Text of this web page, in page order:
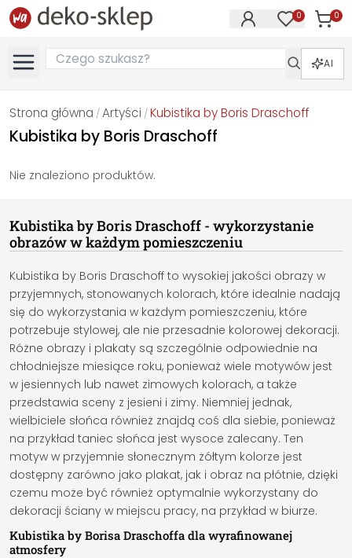
0 0
AI
Strona główna /Artyści /Kubistika by Boris Draschoff
Kubistika by Boris Draschoff
Nie znaleziono produktów.
Kubistika by Boris Draschoff - wykorzystanie
obrazów w każdym pomieszczeniu
Kubistika by Boris Draschoff to wysokiej jakości obrazy w
przyjemnych, stonowanych kolorach, które idealnie nadają
się do wykorzystania w każdym pomieszczeniu, które
potrzebuje stylowej, ale nie przesadnie kolorowej dekoracji.
Różne obrazy i plakaty są szczególnie odpowiednie na
chłodniejsze miesiące roku, ponieważ wiele motywów jest
w jesiennych lub nawet zimowych kolorach, a także
przedstawia sceny z jesieni i zimy. Niemniej jednak,
wielbiciele słońca również znajdą coś dla siebie, ponieważ
na przykład taniec słońca jest wysoce zalecany. Ten
motyw w przyjemnie słonecznym żółtym kolorze jest
dostępny zarówno jako plakat, jak i obraz na płótnie, dzięki
czemu może być również optymalnie wykorzystany do
dekoracji ściany w miejscu pracy, na przykład w biurze.
Kubistika by Borisa Draschoffa dla wyrafinowanej
atmosfery